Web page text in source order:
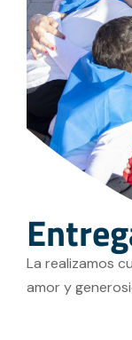
La realizamos
amor y